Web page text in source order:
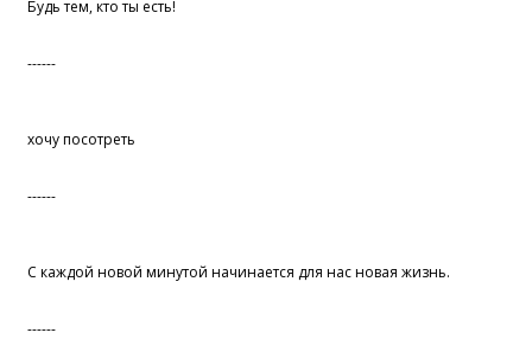
Будь тем, кто ты есть!
------
хочу посотреть
------
С каждой новой минутой начинается для нас новая жизнь.
------